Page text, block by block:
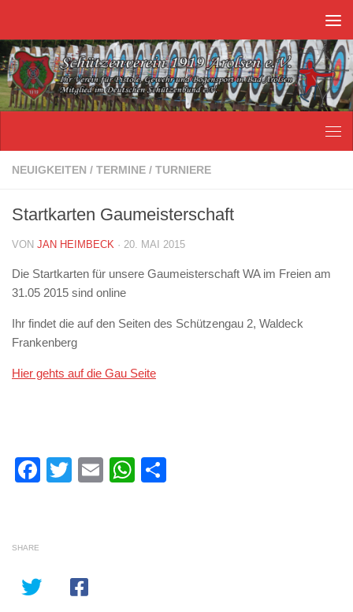
NEUIGKEITEN / TERMINE / TURNIERE
Startkarten Gaumeisterschaft
VON JAN HEIMBECK · 20. MAI 2015
Die Startkarten für unsere Gaumeisterschaft WA im Freien am
31.05 2015 sind online
Ihr findet die auf den Seiten des Schützengau 2, Waldeck
Frankenberg
Hier gehts auf die Gau Seite
Facebook
Twitter
EmailWhatsApp
SHARE